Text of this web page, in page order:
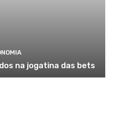
na jogatina das bets